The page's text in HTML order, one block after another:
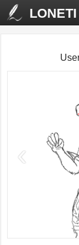
LONETI
‹